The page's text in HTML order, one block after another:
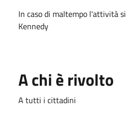
In caso di maltempo l'attività
Kennedy
A chi è rivolto
A tutti i cittadini